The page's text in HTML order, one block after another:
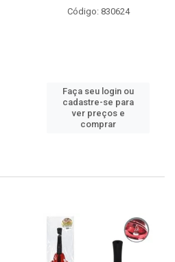
Código: 830624
Faça seu login ou
cadastre-se para
ver preços e
comprar